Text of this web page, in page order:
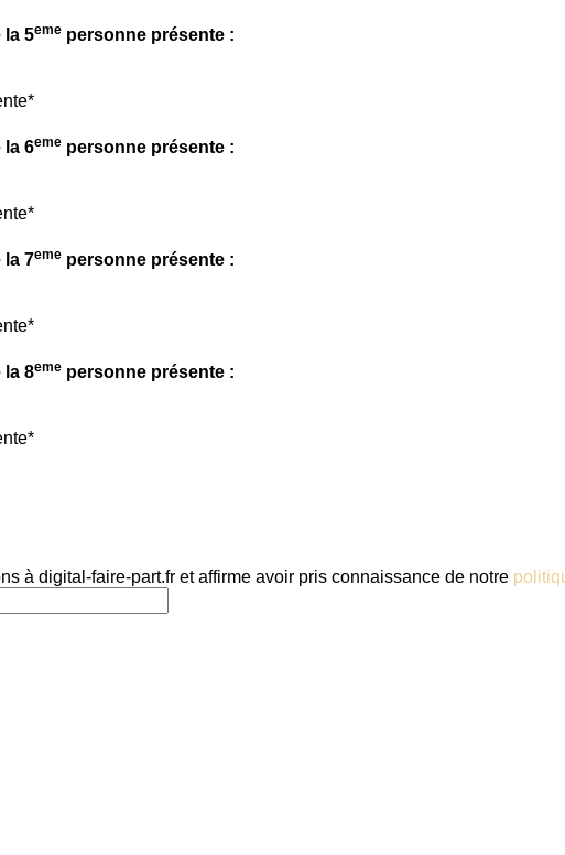
la 5eme personne présente :
*
la 6eme personne présente :
*
la 7eme personne présente :
*
la 8eme personne présente :
*
à digital-faire-part.fr et affirme avoir pris connaissance de notre